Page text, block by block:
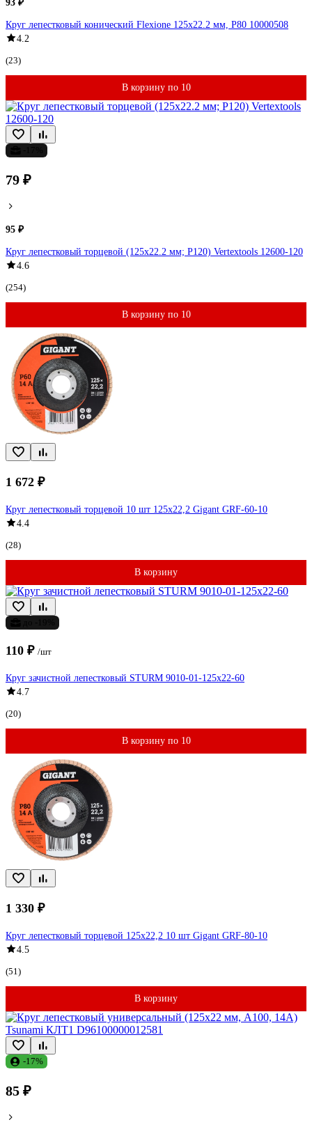
93 ₽
Круг лепестковый конический Flexione 125x22.2 мм, Р80 10000508
4.2
(23)
В корзину по 10
79 ₽
95 ₽
Круг лепестковый торцевой (125х22.2 мм; Р120) Vertextools 12600-120
4.6
(254)
В корзину по 10
1 672 ₽
Круг лепестковый торцевой 10 шт 125x22,2 Gigant GRF-60-10
4.4
(28)
В корзину
110 ₽ /шт
Круг зачистной лепестковый STURM 9010-01-125x22-60
4.7
(20)
В корзину по 10
1 330 ₽
Круг лепестковый торцевой 125x22,2 10 шт Gigant GRF-80-10
4.5
(51)
В корзину
-17%
85 ₽